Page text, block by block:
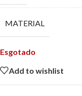
MATERIAL
Esgotado
Add to wishlist